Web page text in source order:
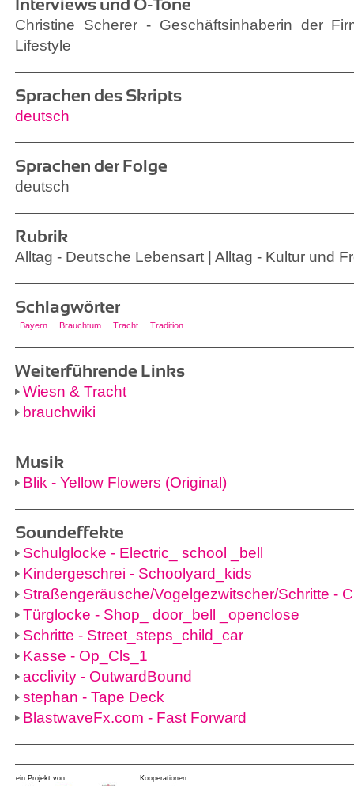
Interviews und O-Töne
Christine Scherer - Geschäftsinhaberin der
Lifestyle
Sprachen des Skripts
deutsch
Sprachen der Folge
deutsch
Rubrik
Alltag - Deutsche Lebensart | Alltag - Kultur und
Schlagwörter
Bayern Brauchtum Tracht Tradition
Weiterführende Links
Wiesn & Tracht
brauchwiki
Musik
Blik - Yellow Flowers (Original)
Soundeffekte
Schulglocke - Electric_ school _bell
Kindergeschrei - Schoolyard_kids
Straßengeräusche/Vogelgezwitscher/Schritte -
Türglocke - Shop_ door_bell _openclose
Schritte - Street_steps_child_car
Kasse - Op_Cls_1
acclivity - OutwardBound
stephan - Tape Deck
BlastwaveFx.com - Fast Forward
ein Projekt von Kooperationen